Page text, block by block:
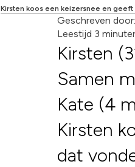
Kirsten koos een keizersnee en
Geschreven door:
Leestijd 3
Kirsten
Samen
Kate (4
Kirsten
dat